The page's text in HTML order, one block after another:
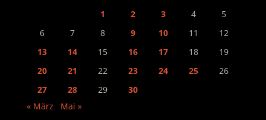
1
2 3 4
5
6
7 8 9 10 11
12
13
14 15 16 17 18
19
20
21 22 23 24 25
26
27
28 29
30
« März
Mai »